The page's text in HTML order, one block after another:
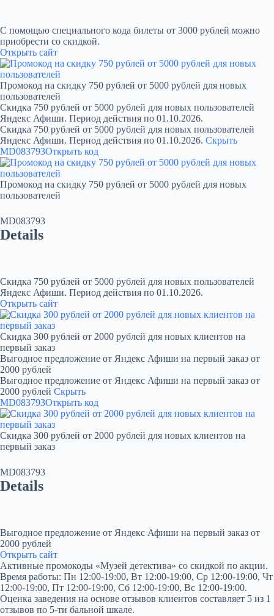
С помощью специального кода билеты от 3000 рублей можно
приобрести со скидкой.
Открыть сайт
Промокод на скидку 750 рублей от 5000 рублей для новых
пользователей
Скидка 750 рублей от 5000 рублей для новых пользователей
Яндекс Афиши. Период действия по 01.10.2026.
Скидка 750 рублей от 5000 рублей для новых пользователей
Яндекс Афиши. Период действия по 01.10.2026. Скрыть
MD083793Открыть код
Промокод на скидку 750 рублей от 5000 рублей для новых
пользователей
MD083793
Details
Скидка 750 рублей от 5000 рублей для новых пользователей
Яндекс Афиши. Период действия по 01.10.2026.
Открыть сайт
Скидка 300 рублей от 2000 рублей для новых клиентов на
первый заказ
Выгодное предложение от Яндекс Афиши на первый заказ от
2000 рублей
Выгодное предложение от Яндекс Афиши на первый заказ от
2000 рублей Скрыть
MD083793Открыть код
Скидка 300 рублей от 2000 рублей для новых клиентов на
первый заказ
MD083793
Details
Выгодное предложение от Яндекс Афиши на первый заказ от
2000 рублей
Открыть сайт
Активные промокоды «Музей детектива» со скидкой по акции.
Время работы: Пн 12:00-19:00, Вт 12:00-19:00, Ср 12:00-19:00, Чт
12:00-19:00, Пт 12:00-19:00, Сб 12:00-19:00, Вс 12:00-19:00.
Оценка заведения на основе отзывов клиентов составляет 5 из 1
отзывов по 5-ти бальной шкале.